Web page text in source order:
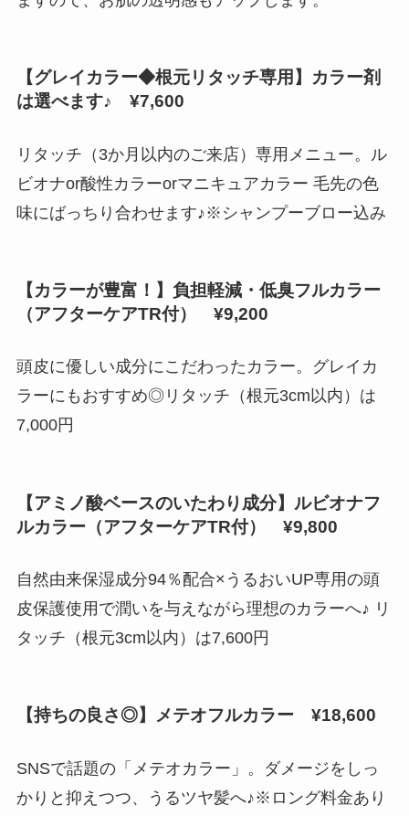
【グレイカラー◆根元リタッチ専用】カラー剤
は選べます♪ ¥7,600
リタッチ（3か月以内のご来店）専用メニュー。ル
ビオナor酸性カラーorマニキュアカラー 毛先の色
味にばっちり合わせます♪※シャンプーブロー込み
【カラーが豊富！】負担軽減・低臭フルカラー
（アフターケアTR付） ¥9,200
頭皮に優しい成分にこだわったカラー。グレイカ
ラーにもおすすめ◎リタッチ（根元3cm以内）は
7,000円
【アミノ酸ベースのいたわり成分】ルビオナフ
ルカラー（アフターケアTR付） ¥9,800
自然由来保湿成分94％配合×うるおいUP専用の頭
皮保護使用で潤いを与えながら理想のカラーへ♪ リ
タッチ（根元3cm以内）は7,600円
【持ちの良さ◎】メテオフルカラー ¥18,600
SNSで話題の「メテオカラー」。ダメージをしっ
かりと抑えつつ、うるツヤ髪へ♪※ロング料金あり